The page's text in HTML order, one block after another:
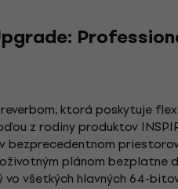
ktorá poskytuje
z rodiny produktov
plánom
všetkých hlavných 64-